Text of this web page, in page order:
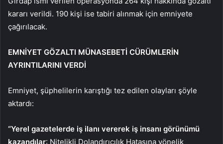
kararı verildi. 190 kişi ise tabiri alınmak için emniyete
çağırılacak.
EMNİYET GÖZALTI MÜNASEBETİ CÜRÜMLERİN
AYRINTILARINI VERDİ
Emniyet, şüphelilerin karıştığı tez edilen olayları şöyle
aktardı:
“Yerel gazetelerde iş ilanı vererek iş insanı görünümü
kazandılar: Nitelikli Dolandırıcılık Hatasına yönelik